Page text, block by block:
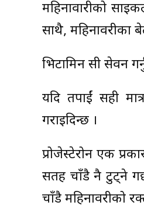
महिनावारीको
साथै, महिनावरीका
भिटामिन सी सेवन
यदि तपाईं सही
गराइदिन्छ ।
प्रोजेस्टेरोन एक
सतह चाँडै नै टुट्ने
चाँडै महिनावरीको